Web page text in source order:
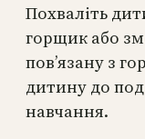
Похваліть
горщик або
пов’язану з
дитину до
навчання.